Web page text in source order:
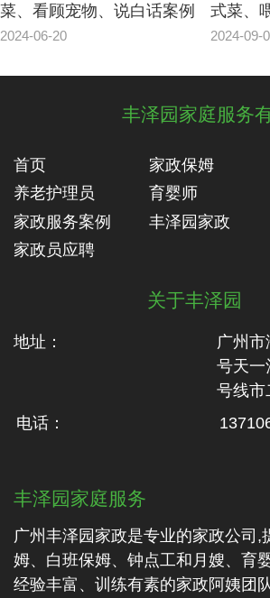
菜、看顾宠物、说白话案例
2024-06-20
式菜、
话
2024-09-
丰泽园家庭服务
首页 家政保姆
养老护理员
育婴师
家政服务案例
丰泽园家政
家政员应聘
关于丰泽园
地址：
广州
号天一
号线市
电话：
丰泽园家庭服务
广州丰泽园家政是专业的家政公司,
姆、白班保姆、钟点工和月嫂、育
经验丰富、训练有素的家政阿姨团